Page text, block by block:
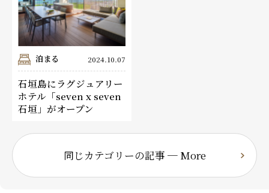
泊まる 2024.10.07
石垣島にラグジュアリー
ホテル「seven x seven
石垣」がオープン
同じカテゴリーの記事 ─ More